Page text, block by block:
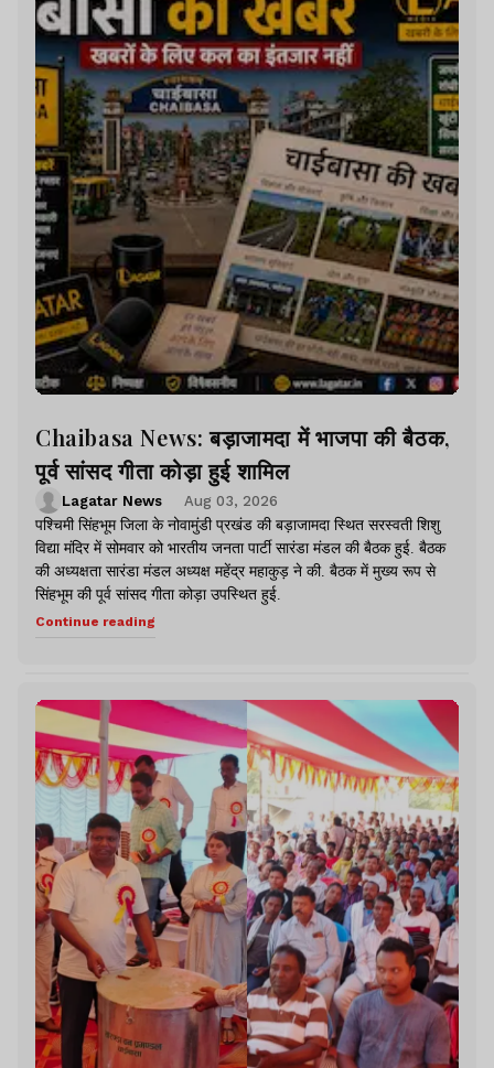
Chaibasa News: बड़ाजामदा में भाजपा की बैठक,
पूर्व सांसद गीता कोड़ा हुई शामिल
Lagatar News
Aug 03, 2026
पश्चिमी सिंहभूम जिला के नोवामुंडी प्रखंड की बड़ाजामदा स्थित सरस्वती शिशु
विद्या मंदिर में सोमवार को भारतीय जनता पार्टी सारंडा मंडल की बैठक हुई. बैठक
की अध्यक्षता सारंडा मंडल अध्यक्ष महेंद्र महाकुड़ ने की. बैठक में मुख्य रूप से
सिंहभूम की पूर्व सांसद गीता कोड़ा उपस्थित हुई.
Continue reading